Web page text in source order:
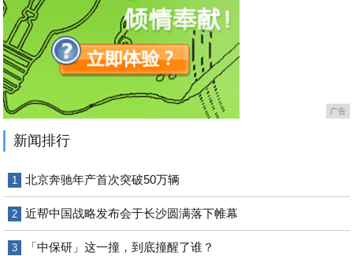
广告
新闻排行
1 北京奔驰年产首次突破50万辆
2 近帮中国战略发布会于长沙圆满落下帷幕
3 「中保研」这一撞，到底撞醒了谁？